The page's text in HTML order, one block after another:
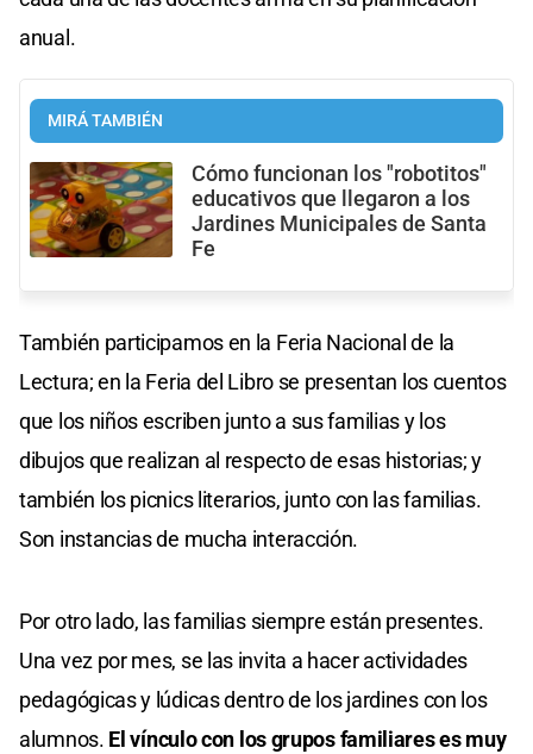
anual.
MIRÁ TAMBIÉN
Cómo funcionan los "robotitos"
educativos que llegaron a los
Jardines Municipales de Santa
Fe
También participamos en la Feria Nacional de la
Lectura; en la Feria del Libro se presentan los cuentos
que los niños escriben junto a sus familias y los
dibujos que realizan al respecto de esas historias; y
también los picnics literarios, junto con las familias.
Son instancias de mucha interacción.
Por otro lado, las familias siempre están presentes.
Una vez por mes, se las invita a hacer actividades
pedagógicas y lúdicas dentro de los jardines con los
alumnos. El vínculo con los grupos familiares es muy